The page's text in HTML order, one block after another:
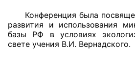
Конференция была
развития и использования
базы РФ в условиях
свете учения В.И. Вернадского.